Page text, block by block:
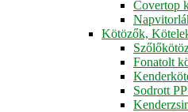
Covertop
Kötözők,
Fonatolt
Sodrott